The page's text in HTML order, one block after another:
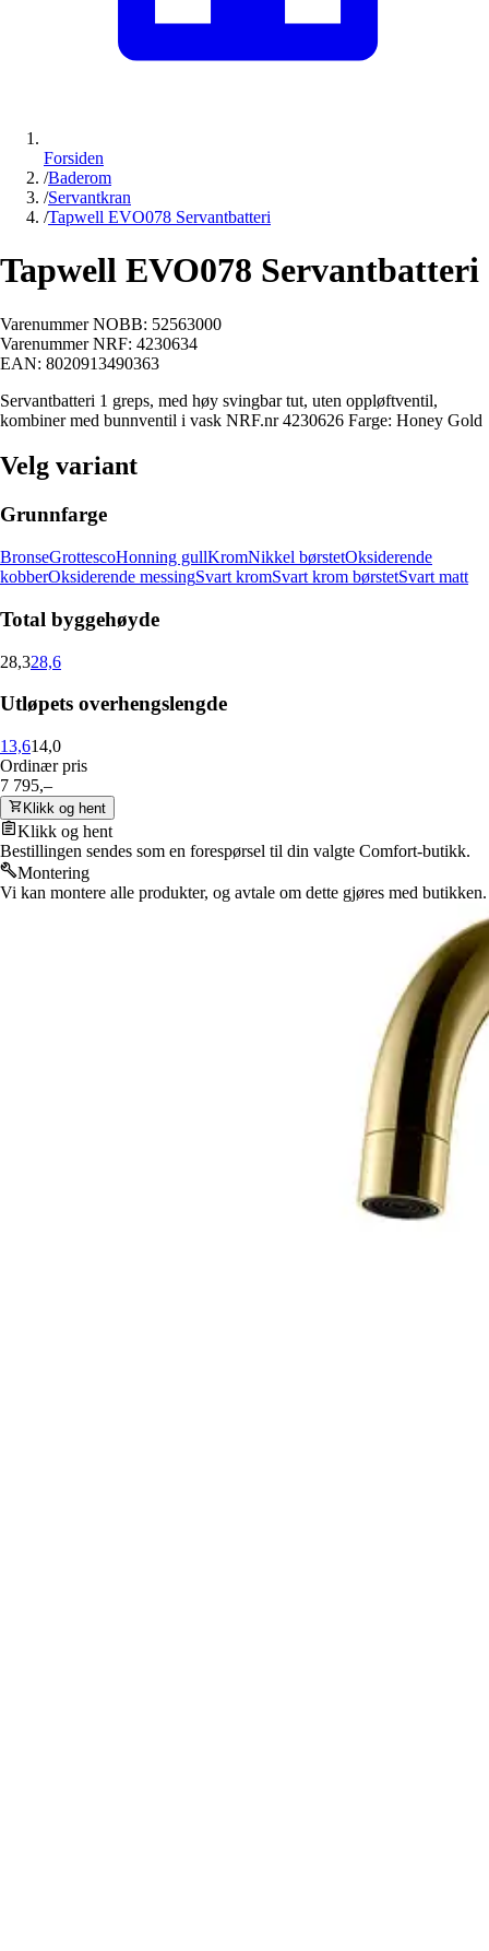
Forsiden
/Baderom
/Servantkran
/Tapwell EVO078 Servantbatteri
Tapwell EVO078 Servantbatteri
Varenummer NOBB: 52563000
Varenummer NRF: 4230634
EAN: 8020913490363
Servantbatteri 1 greps, med høy svingbar tut, uten oppløftventil,
kombiner med bunnventil i vask NRF.nr 4230626 Farge: Honey Gold
Velg variant
Grunnfarge
BronseGrottescoHonning gullKromNikkel børstetOksiderende
kobberOksiderende messingSvart kromSvart krom børstetSvart matt
Total byggehøyde
28,328,6
Utløpets overhengslengde
13,614,0
Ordinær pris
7 795,–
Klikk og hent
Klikk og hent
Bestillingen sendes som en forespørsel til din valgte Comfort-butikk.
Montering
Vi kan montere alle produkter, og avtale om dette gjøres med butikken.